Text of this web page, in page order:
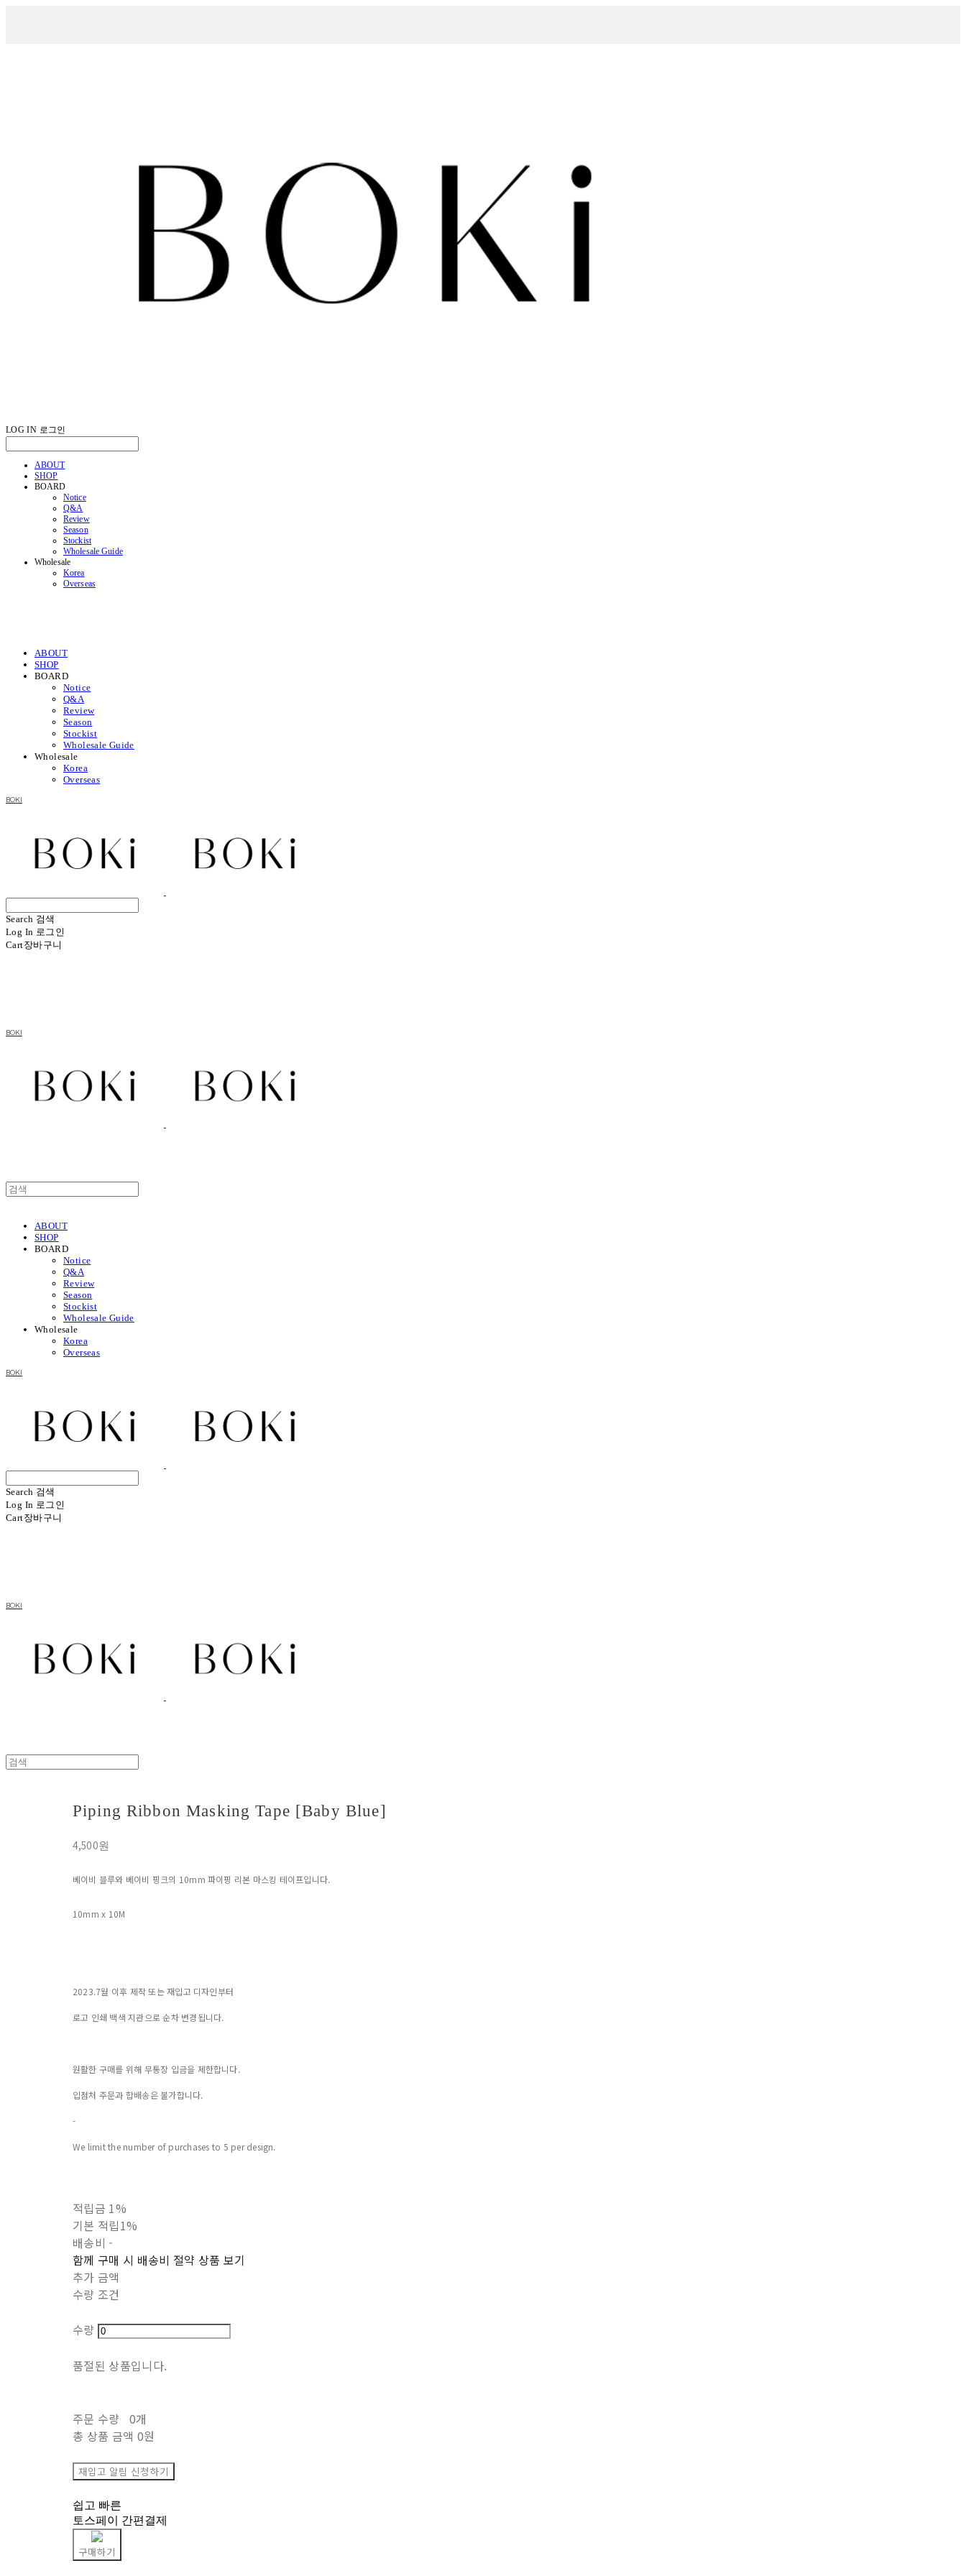
LOG IN 로그인
ABOUT
SHOP
BOARD
Notice
Q&A
Review
Season
Stockist
Wholesale Guide
Wholesale
Korea
Overseas
ABOUT
SHOP
BOARD
Notice
Q&A
Review
Season
Stockist
Wholesale Guide
Wholesale
Korea
Overseas
BOKI
Search 검색
Log In 로그인
Cart장바구니
BOKI
ABOUT
SHOP
BOARD
Notice
Q&A
Review
Season
Stockist
Wholesale Guide
Wholesale
Korea
Overseas
BOKI
Search 검색
Log In 로그인
Cart장바구니
BOKI
Piping Ribbon Masking Tape [Baby Blue]
4,500원
베이비 블루와 베이비 핑크의 10mm 파이핑 리본 마스킹 테이프입니다.
10mm x 10M
2023.7월 이후 제작 또는 재입고 디자인부터
로고 인쇄 백색 지관으로 순차 변경됩니다.
원활한 구매를 위해 무통장 입금을 제한합니다.
입점처 주문과 합배송은 불가합니다.
-
We limit the number of purchases to 5 per design.
적립금 1%
기본 적립1%
배송비 -
함께 구매 시 배송비 절약 상품 보기
추가 금액
수량 조건
수량
품절된 상품입니다.
주문 수량
0개
총 상품 금액 0원
재입고 알림 신청하기
쉽고 빠른
토스페이 간편결제
구매하기